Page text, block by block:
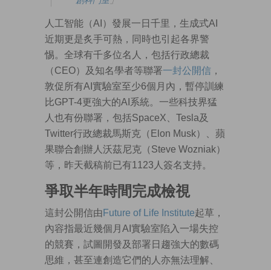
人工智能（AI）發展一日千里，生成式AI
近期更是炙手可熱，同時也引起各界警
惕。全球有千多位名人，包括行政總裁
（CEO）及知名學者等聯署一封公開信 ，
敦促所有AI實驗室至少6個月內，暫停訓練
比GPT-4更強大的AI系統。一些科技界猛
人也有份聯署，包括SpaceX、Tesla及
Twitter行政總裁馬斯克（Elon Musk）、蘋
果聯合創辦人沃茲尼克（Steve Wozniak）
等，昨天截稿前已有1123人簽名支持。
爭取半年時間完成檢視
這封公開信由 Future of Life Institute起草，
內容指最近幾個月AI實驗室陷入一場失控
的競賽，試圖開發及部署日趨強大的數碼
思維，甚至連創造它們的人亦無法理解、